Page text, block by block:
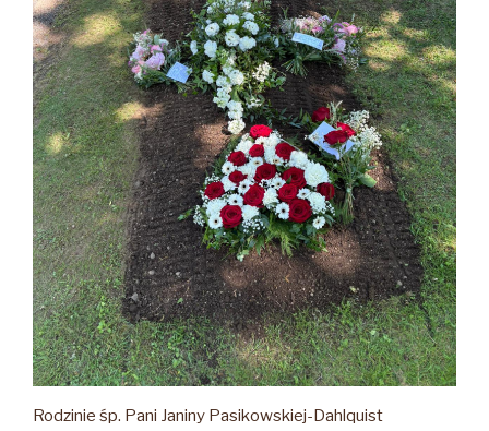
Rodzinie śp. Pani Janiny Pasikowskiej-Dahlquist